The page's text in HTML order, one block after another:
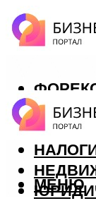
МЕНЮ